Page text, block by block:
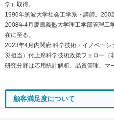
学）取得。
1996年筑波大学社会工学系・講師。2002
2008年4月慶應義塾大学理工学部管理工
在に至る。
2023年4月内閣府 科学技術・イノベー
災担当）付上席科学技術政策フェロー（
研究分野は応用統計解析、品質管理、マ
顧客満足度について